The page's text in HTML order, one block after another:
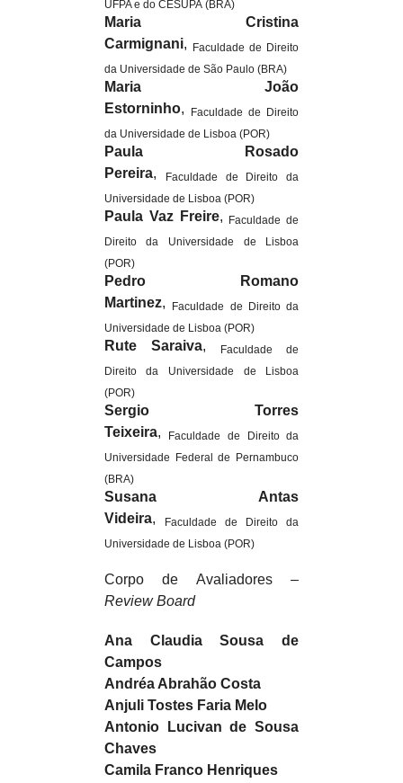
UFPA e do CESUPA (BRA)
Maria Cristina
Carmignani,
Faculdade de Direito
da Universidade de São Paulo (BRA)
Maria João
Estorninho,
Faculdade de Direito
da Universidade de Lisboa (POR)
Paula Rosado
Pereira,
Faculdade de Direito da
Universidade de Lisboa (POR)
Paula Vaz Freire,
Faculdade de
Direito da Universidade de Lisboa
(POR)
Pedro Romano
Martinez,
Faculdade de Direito da
Universidade de Lisboa (POR)
Rute Saraiva,
Faculdade de
Direito da Universidade de Lisboa
(POR)
Sergio Torres
Teixeira,
Faculdade de Direito da
Universidade Federal de Pernambuco
(BRA)
Susana Antas
Videira,
Faculdade de Direito da
Universidade de Lisboa (POR)
Corpo de Avaliadores–
Review Board
Ana Claudia Sousa de
Campos
Andréa Abrahão Costa
Anjuli Tostes Faria Melo
Antonio Lucivan de Sousa
Chaves
Camila Franco Henriques